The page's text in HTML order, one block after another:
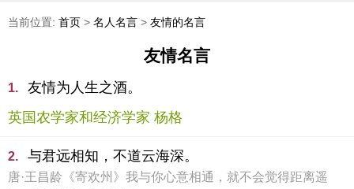
当前位置: 首页 > 名人名言 > 友情的名言
友情名言
1.
友情为人生之酒。
英国农学家和经济学家 杨格
2. 与君远相知，不道云海深。
唐·王昌龄《寄欢州》我与你心意相通，就不会觉得距离遥